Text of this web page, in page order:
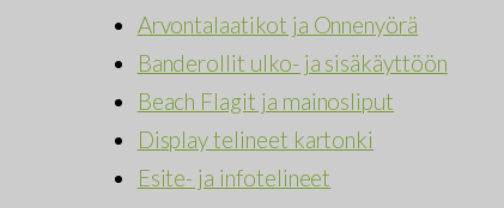
Arvontalaatikot ja Onnenyörä
Banderollit ulko- ja sisäkäyttöön
Beach Flagit ja mainosliput
Display telineet kartonki
Esite- ja infotelineet